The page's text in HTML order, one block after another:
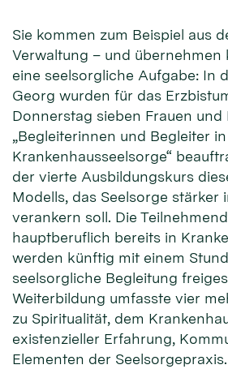
Sie kommen zum Beispiel aus
Verwaltung – und übernehmen
eine seelsorgliche Aufgabe: In
Georg wurden für das
Donnerstag sieben Frauen und
„Begleiterinnen und Begleiter
Krankenhausseelsorge“
der vierte Ausbildungskurs
Modells, das Seelsorge stärker
verankern soll. Die
hauptberuflich bereits in
werden künftig mit einem
seelsorgliche Begleitung
Weiterbildung umfasste vier
zu Spiritualität, dem
existenzieller Erfahrung,
Elementen der Seelsorgepraxis.